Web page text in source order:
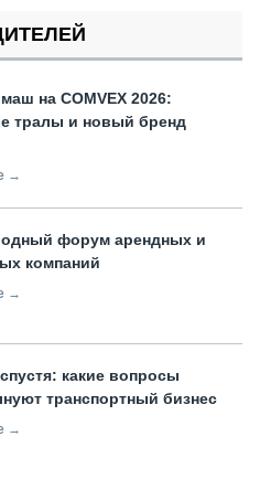
на COMVEX 2026:
тралы и новый бренд
→
форум арендных и
компаний
→
какие вопросы
транспортный бизнес
→